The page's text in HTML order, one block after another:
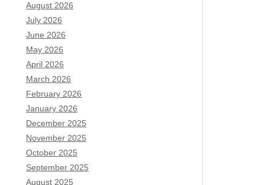
August 2026
July 2026
June 2026
May 2026
April 2026
March 2026
February 2026
January 2026
December 2025
November 2025
October 2025
September 2025
August 2025